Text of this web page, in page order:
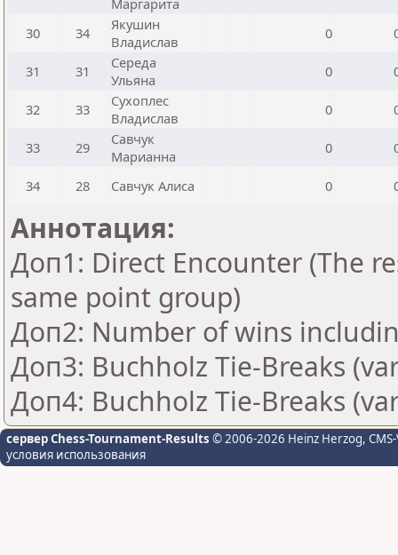
Маргарита
30 34
Якушин
Владислав
0
31 31
Середа
Ульяна
0
32 33
Сухоплес
Владислав
0
33 29
Савчук
Марианна
0
34 28 Савчук Алиса 0
Аннотация:
Доп1: Direct Encounter (The
same point group)
Доп2: Number of wins
Доп3: Buchholz Tie-Breaks
Доп4: Buchholz Tie-Breaks
сервер Chess-Tournament-Results © 2006-2026 Heinz Herzog,
условия использования